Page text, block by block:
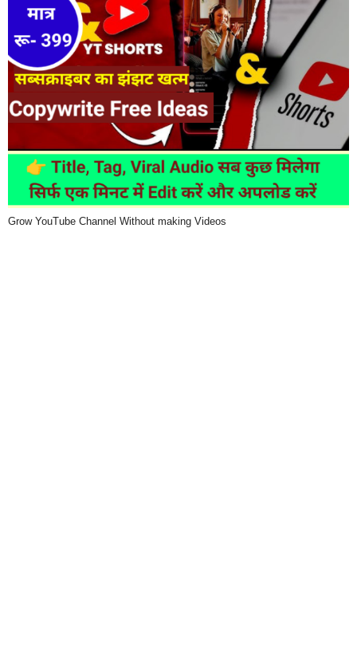
Grow YouTube Channel Without making Videos